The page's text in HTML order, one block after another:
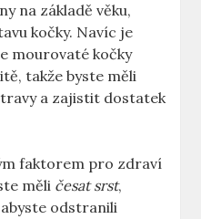
na základě věku,
kočky. Navíc je
mourovaté kočky
takže byste měli
a zajistit dostatek
faktorem pro zdraví
měli česat srst,
odstranili